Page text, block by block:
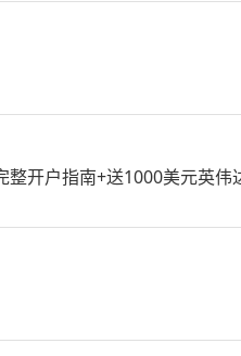
开户指南+送1000美元英伟